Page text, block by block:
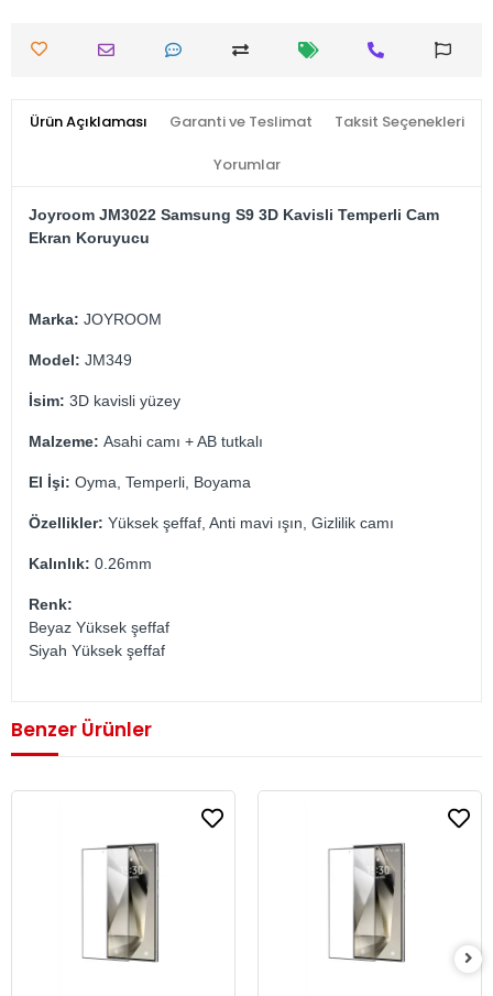
Ürün Açıklaması Garanti ve Teslimat Taksit Seçenekleri
Yorumlar
Joyroom JM3022 Samsung S9 3D Kavisli Temperli Cam
Ekran Koruyucu
Marka: JOYROOM
Model: JM349
İsim: 3D kavisli yüzey
Malzeme: Asahi camı + AB tutkalı
El İşi: Oyma, Temperli, Boyama
Özellikler: Yüksek şeffaf, Anti mavi ışın, Gizlilik camı
Kalınlık: 0.26mm
Renk:
Beyaz Yüksek şeffaf
Siyah Yüksek şeffaf
Benzer Ürünler